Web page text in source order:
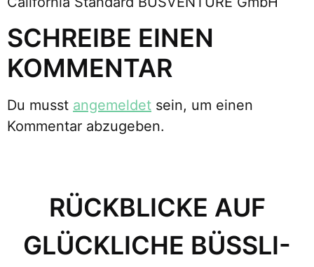
SCHREIBE EINEN
KOMMENTAR
Du musst angemeldet sein, um einen
Kommentar abzugeben.
RÜCKBLICKE AUF
GLÜCKLICHE BÜSSLI-